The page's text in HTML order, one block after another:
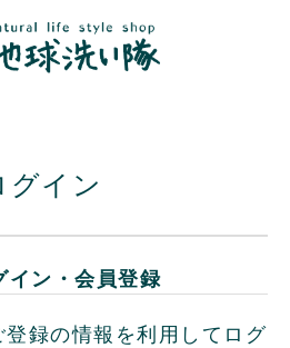
グイン
イン・会員登録
録の情報を利用してログ